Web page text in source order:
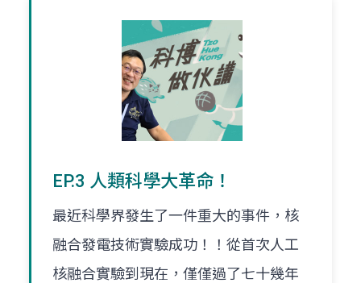
EP.3 人類科學大革命！
最近科學界發生了一件重大的事件，核
融合發電技術實驗成功！！從首次人工
核融合實驗到現在，僅僅過了七十幾年